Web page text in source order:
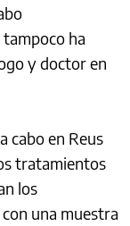
ha
y doctor en
cabo en Reus
tratamientos
los
una muestra